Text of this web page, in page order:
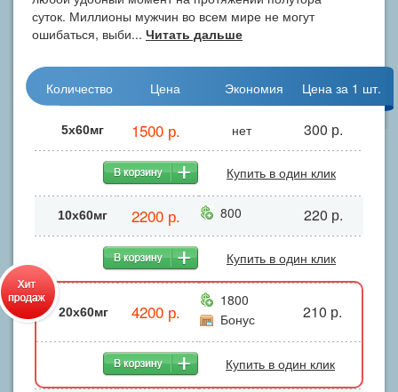
суток. Миллионы мужчин во всем мире не могут
ошибаться, выби... Читать дальше
Количество Цена Экономия Цена за 1 шт.
5х60мг 1500 р. нет 300 р.
Купить в один клик
10х60мг 2200 р. 800 220 р.
Купить в один клик
20х60мг 4200 р.
1800
Бонус
210 р.
Купить в один клик